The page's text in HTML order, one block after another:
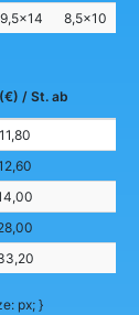
9,5×14 8,5×10
/ St. ab
11,80
px; }